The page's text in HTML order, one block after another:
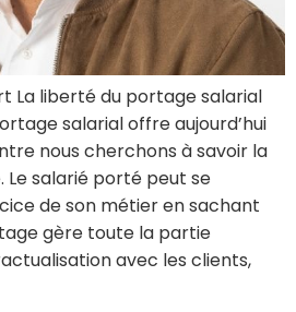
La liberté du portage salarial
salarial offre aujourd’hui
nous cherchons à savoir la
Le salarié porté peut se
de son métier en sachant
gère toute la partie
avec les clients,